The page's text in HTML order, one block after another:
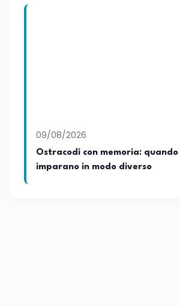
09/08/2026
Ostracodi con memoria:
imparano in modo diverso